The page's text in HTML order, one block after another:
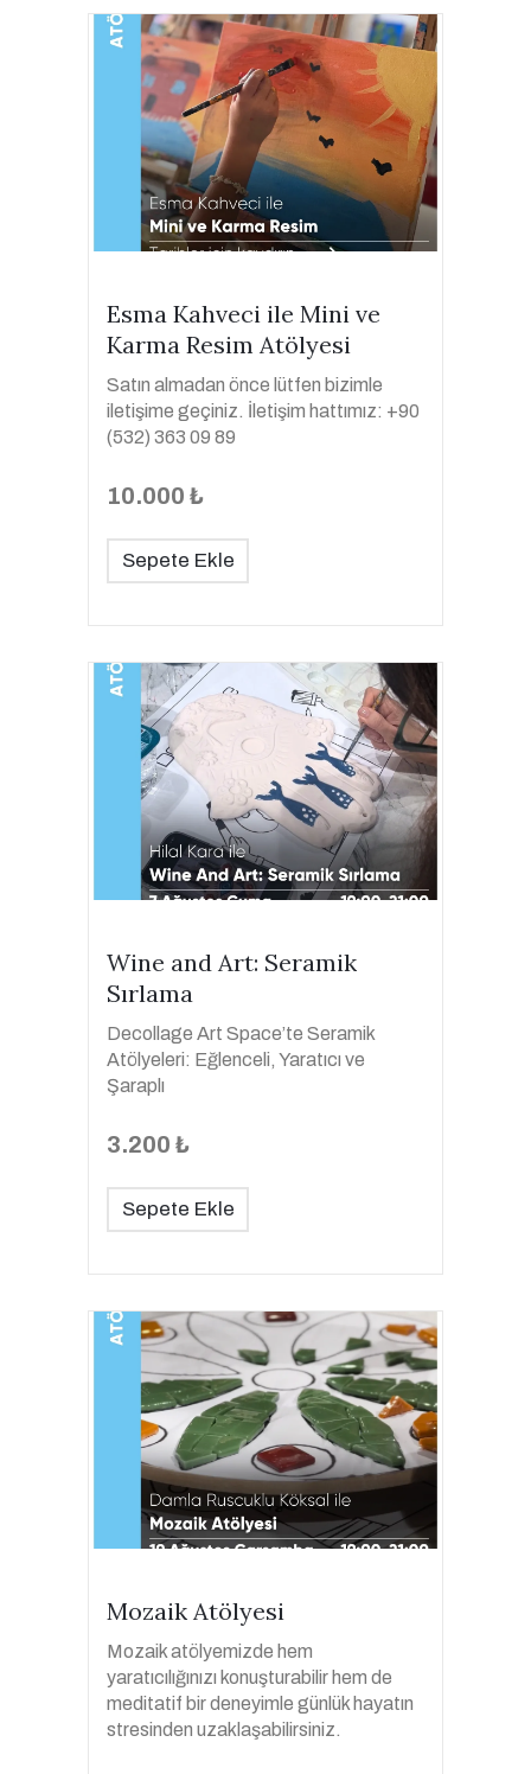
Esma Kahveci ile Mini ve
Karma Resim Atölyesi
Satın almadan önce lütfen bizimle
iletişime geçiniz. İletişim hattımız: +90
(532) 363 09 89
10.000 ₺
Sepete Ekle
Wine and Art: Seramik
Sırlama
Decollage Art Space’te Seramik
Atölyeleri: Eğlenceli, Yaratıcı ve
Şaraplı
3.200 ₺
Sepete Ekle
Mozaik Atölyesi
Mozaik atölyemizde hem
yaratıcılığınızı konuşturabilir hem de
meditatif bir deneyimle günlük hayatın
stresinden uzaklaşabilirsiniz.